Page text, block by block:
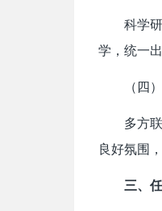
科学
学，统一
（四
多方
良好氛围
三、